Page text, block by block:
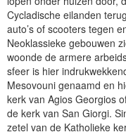
Cycladische eilanden
auto’s of scooters tegen
Neoklassieke gebouwen
woonde de armere
sfeer is hier
Mesovouni genaamd en
kerk van Agios Georgios
de kerk van San Giorgi.
zetel van de Katholieke